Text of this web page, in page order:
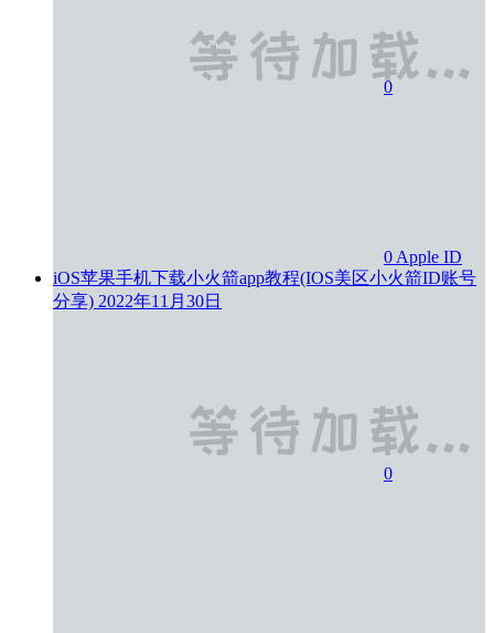
0
0 Apple ID
iOS苹果手机下载小火箭app教程(IOS美区小火箭ID账号
分享) 2022年11月30日
0